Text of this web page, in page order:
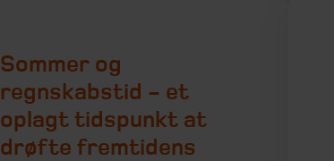
Sommer og
regnskabstid - et
oplagt tidspunkt at
drøfte fremtidens